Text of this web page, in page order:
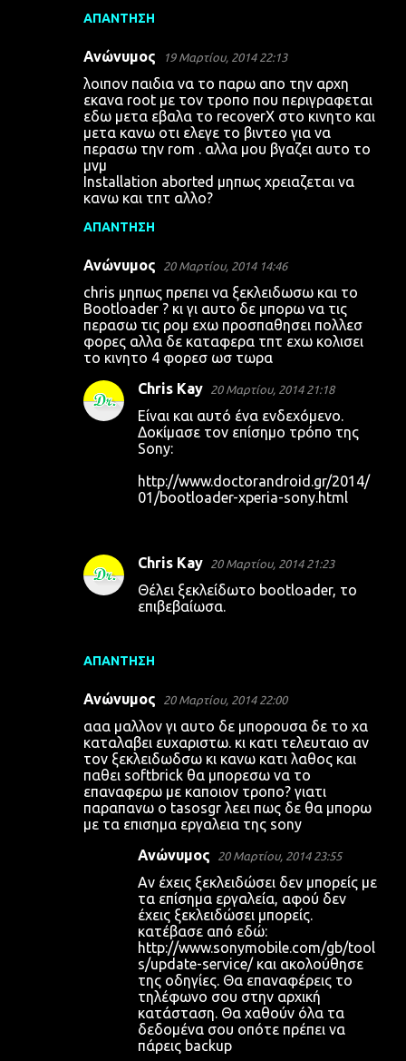
ΑΠΆΝΤΗΣΗ
Ανώνυμος 19 Μαρτίου, 2014 22:13
λοιπον παιδια να το παρω απο την αρχη
εκανα root με τον τροπο που περιγραφεται
εδω μετα εβαλα το recoverX στο κινητο και
μετα κανω οτι ελεγε το βιντεο για να
περασω την rom . αλλα μου βγαζει αυτο το
μνμ
Installation aborted μηπως χρειαζεται να
κανω και τπτ αλλο?
ΑΠΆΝΤΗΣΗ
Ανώνυμος 20 Μαρτίου, 2014 14:46
chris μηπως πρεπει να ξεκλειδωσω και το
Bootloader ? κι γι αυτο δε μπορω να τις
περασω τις ρομ εχω προσπαθησει πολλεσ
φορες αλλα δε καταφερα τπτ εχω κολισει
το κινητο 4 φορεσ ωσ τωρα
ΑΠΆΝΤΗΣΗ
Chris Kay 20 Μαρτίου, 2014 21:18
Είναι και αυτό ένα ενδεχόμενο.
Δοκίμασε τον επίσημο τρόπο της
Sony:
http://www.doctorandroid.gr/2014/
01/bootloader-xperia-sony.html
Chris Kay 20 Μαρτίου, 2014 21:23
Θέλει ξεκλείδωτο bootloader, το
επιβεβαίωσα.
Ανώνυμος 20 Μαρτίου, 2014 22:00
ααα μαλλον γι αυτο δε μπορουσα δε το χα
καταλαβει ευχαριστω. κι κατι τελευταιο αν
τον ξεκλειδωδσω κι κανω κατι λαθος και
παθει softbrick θα μπορεσω να το
επαναφερω με καποιον τροπο? γιατι
παραπανω ο tasosgr λεει πως δε θα μπορω
με τα επισημα εργαλεια της sony
Ανώνυμος 20 Μαρτίου, 2014 23:55
Αν έχεις ξεκλειδώσει δεν μπορείς με
τα επίσημα εργαλεία, αφού δεν
έχεις ξεκλειδώσει μπορείς.
κατέβασε από εδώ:
http://www.sonymobile.com/gb/tool
s/update-service/ και ακολούθησε
της οδηγίες. Θα επαναφέρεις το
τηλέφωνο σου στην αρχική
κατάσταση. Θα χαθούν όλα τα
δεδομένα σου οπότε πρέπει να
πάρεις backup